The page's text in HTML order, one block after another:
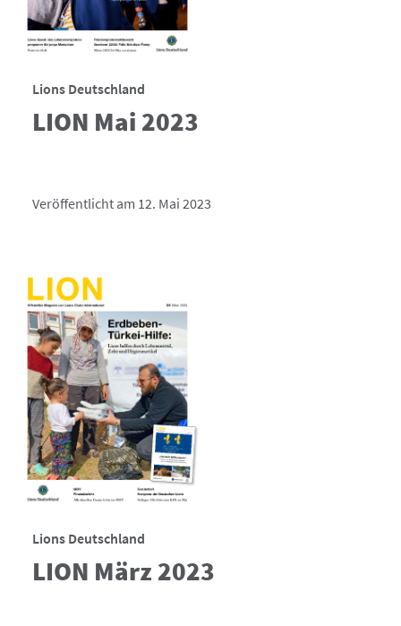
Lions Deutschland
LION Mai 2023
Veröffentlicht am 12. Mai 2023
Lions Deutschland
LION März 2023